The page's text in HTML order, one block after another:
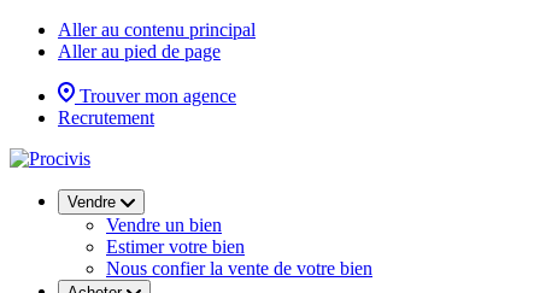
Aller au contenu principal
Aller au pied de page
Trouver mon agence
Recrutement
Vendre
Vendre un bien
Estimer votre bien
Nous confier la vente de votre bien